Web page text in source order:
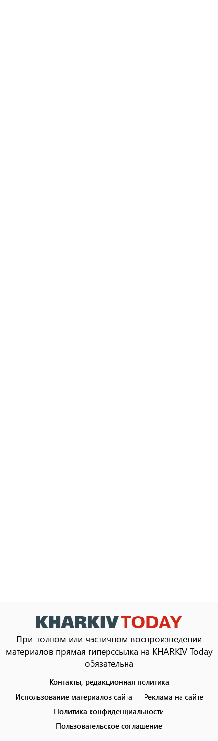
При полном или частичном воспроизведении
материалов прямая гиперссылка на KHARKIV Today
обязательна
menu
Контакты, редакционная политика
Использование материалов сайта
Реклама на сайте
Политика конфиденциальности
Пользовательское соглашение